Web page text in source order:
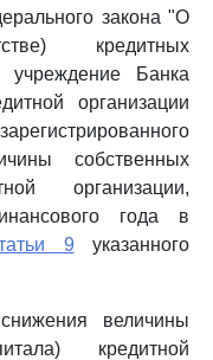
закона "О
кредитных
учреждение Банка
организации
собственных
организации,
года в
9 указанного
величины
кредитной